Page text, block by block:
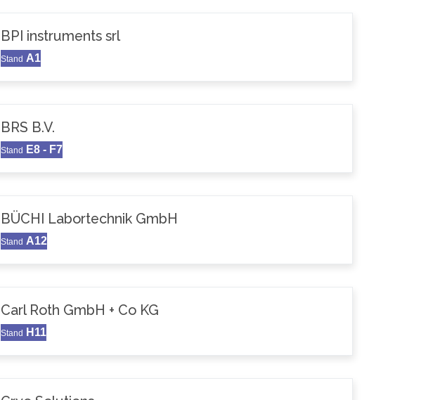
BPI instruments srl
Stand A1
BRS B.V.
Stand E8 - F7
BÜCHI Labortechnik GmbH
Stand A12
Carl Roth GmbH + Co KG
Stand H11